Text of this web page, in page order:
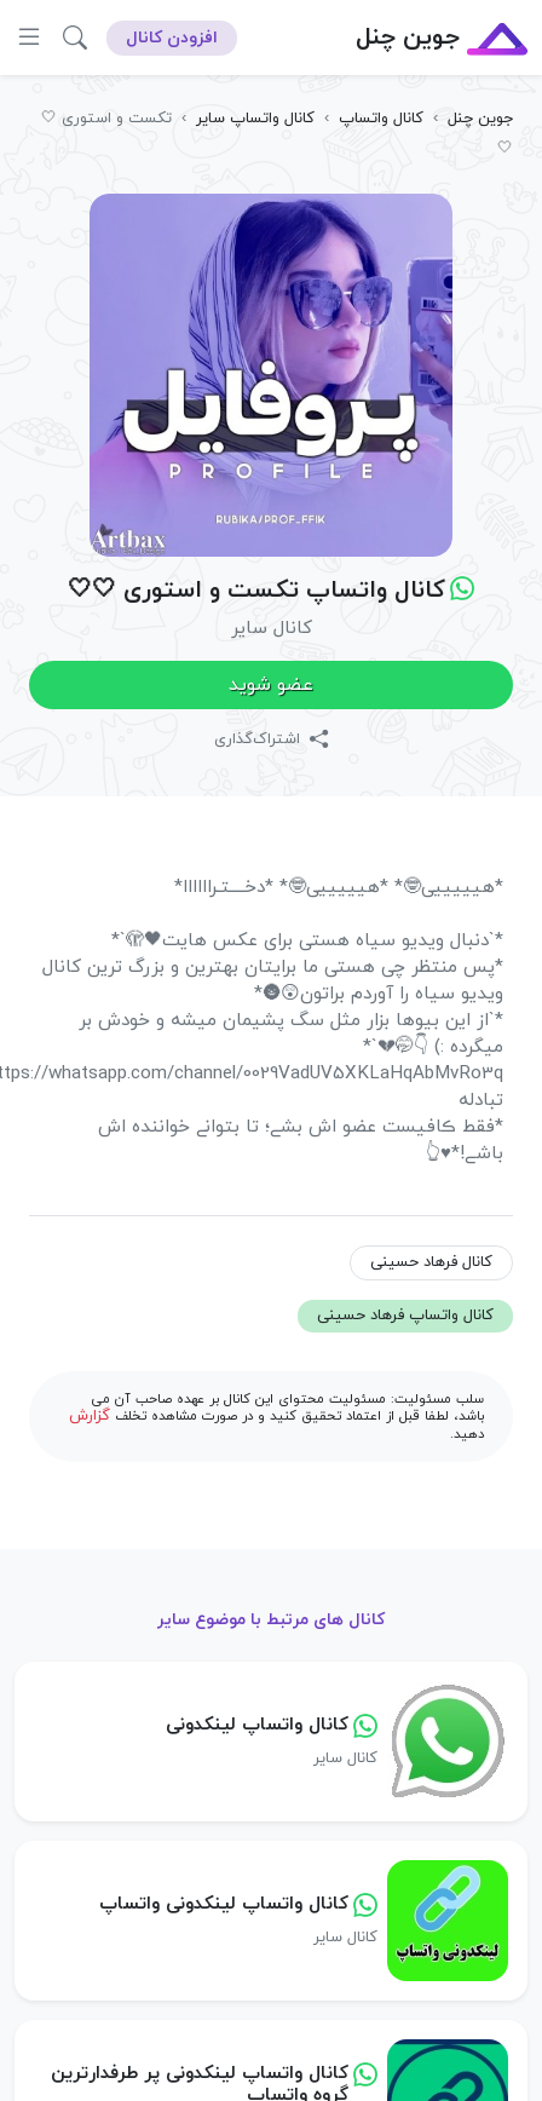
جوین چنل افزودن کانال
جوین چنل › کانال واتساپ › کانال واتساپ سایر ›
تکست و استوری 🤍
🤍
کانال واتساپ تکست و استوری 🤍🤍
کانال سایر
عضو شوید
اشتراک‌گذاری
*هیییییی🤓* *هیییییی🤓* *دخــــتـراااااا*
*`دنبال ویدیو سیاه هستی برای عکس هایت🖤🫣`*
*پس منتظر چی هستی ما برایتان بهترین و بزرگ ترین کانال
ویدیو سیاه را آوردم براتون😲🌚*
*`از این بیوها بزار مثل سگ پشیمان میشه و خودش بر
میگرده :) 👇🤭💔`*
https://whatsapp.com/channel/0029VadUV5XKLaHqAbMvRo3q
تبادله
*فقط ڪافیست عضو اش بشے؛ تا بتوانے خواننده اش
باشے!*♥👆
کانال فرهاد حسینی
کانال واتساپ فرهاد حسینی
سلب مسئولیت: مسئولیت محتوای این کانال بر عهده صاحب آن می
باشد، لطفا قبل از اعتماد تحقیق کنید و در صورت مشاهده تخلفگزارش
دهید.
کانال های مرتبط با موضوع سایر
کانال واتساپ لینکدونی
کانال سایر
کانال واتساپ لینکدونی واتساپ
کانال سایر
کانال واتساپ لینکدونی پر طرفدارترین
گروه واتساپ